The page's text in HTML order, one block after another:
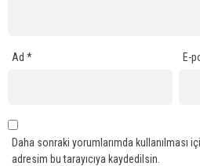
Ad * E-
Daha sonraki yorumlarımda kullanılması
adresim bu tarayıcıya kaydedilsin.